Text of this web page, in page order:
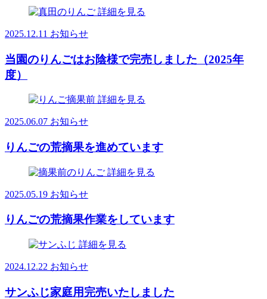
詳細を見る
2025.12.11 お知らせ
当園のりんごはお陰様で完売しました（2025年
度）
詳細を見る
2025.06.07 お知らせ
りんごの荒摘果を進めています
詳細を見る
2025.05.19 お知らせ
りんごの荒摘果作業をしています
詳細を見る
2024.12.22 お知らせ
サンふじ家庭用完売いたしました